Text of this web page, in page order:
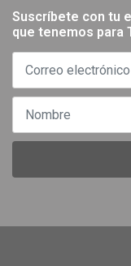
Suscríbete con tu
que tenemos para